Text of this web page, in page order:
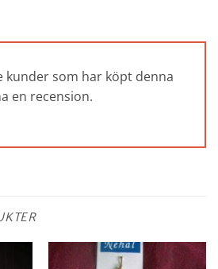
kunder som har köpt denna
en recension.